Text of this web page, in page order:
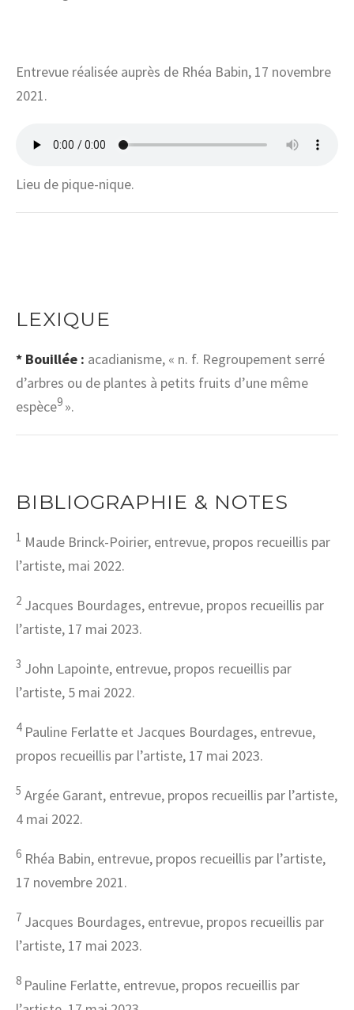
Entrevue réalisée auprès de Rhéa Babin, 17 novembre
2021.
Lieu de pique-nique.
LEXIQUE
* Bouillée : acadianisme, « n. f. Regroupement serré
d’arbres ou de plantes à petits fruits d’une même
espèce9 ».
BIBLIOGRAPHIE & NOTES
1 Maude Brinck-Poirier, entrevue, propos recueillis par
l’artiste, mai 2022.
2 Jacques Bourdages, entrevue, propos recueillis par
l’artiste, 17 mai 2023.
3 John Lapointe, entrevue, propos recueillis par
l’artiste, 5 mai 2022.
4Pauline Ferlatte et Jacques Bourdages, entrevue,
propos recueillis par l’artiste, 17 mai 2023.
5 Argée Garant, entrevue, propos recueillis par l’artiste,
4 mai 2022.
6 Rhéa Babin, entrevue, propos recueillis par l’artiste,
17 novembre 2021.
7 Jacques Bourdages, entrevue, propos recueillis par
l’artiste, 17 mai 2023.
8 Pauline Ferlatte, entrevue, propos recueillis par